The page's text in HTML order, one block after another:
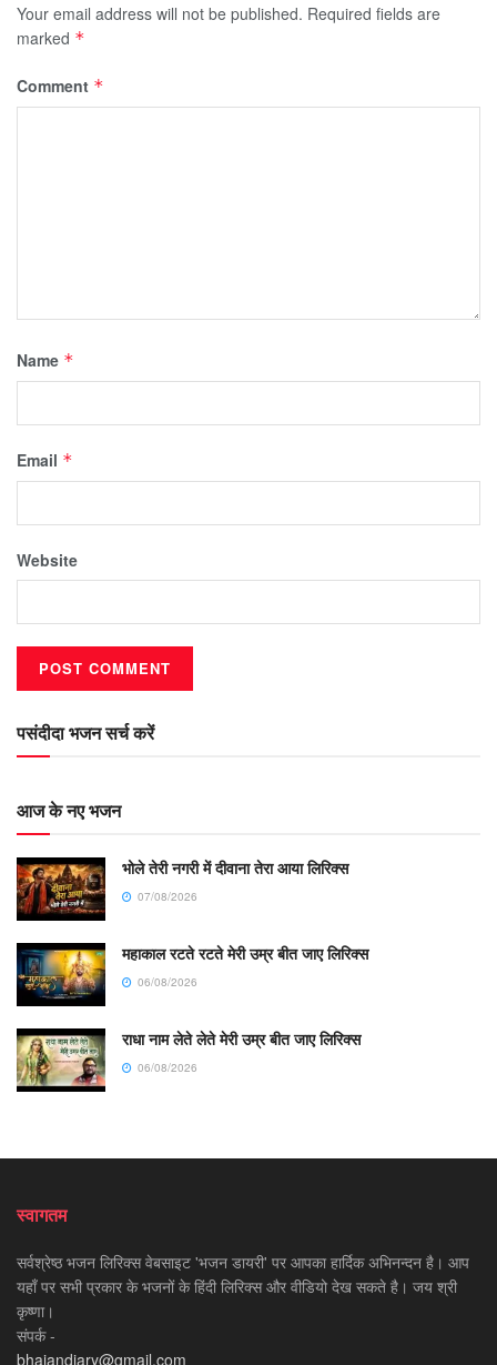
Your email address will not be published. Required fields are
marked *
Comment *
Name *
Email *
Website
पसंदीदा भजन सर्च करें
आज के नए भजन
भोले तेरी नगरी में दीवाना तेरा आया लिरिक्स
07/08/2026
महाकाल रटते रटते मेरी उम्र बीत जाए लिरिक्स
06/08/2026
राधा नाम लेते लेते मेरी उम्र बीत जाए लिरिक्स
06/08/2026
स्वागतम
सर्वश्रेष्ठ भजन लिरिक्स वेबसाइट 'भजन डायरी' पर आपका हार्दिक अभिनन्दन है। आप
यहाँ पर सभी प्रकार के भजनों के हिंदी लिरिक्स और वीडियो देख सकते है। जय श्री
कृष्णा।
संपर्क -
bhajandiary@gmail.com